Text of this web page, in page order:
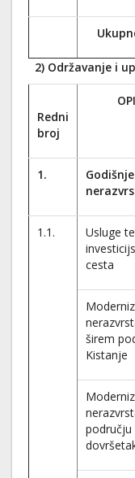
2) Održavanje i
Redni
broj
1.
1.1.
Usluge
cesta
širem
Kistanje
području